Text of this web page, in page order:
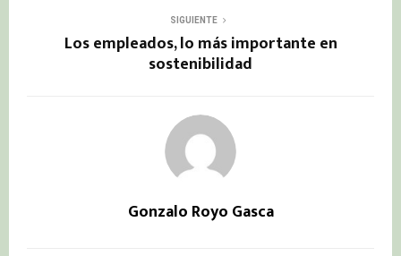
SIGUIENTE
Los empleados, lo más importante en
sostenibilidad
Gonzalo Royo Gasca